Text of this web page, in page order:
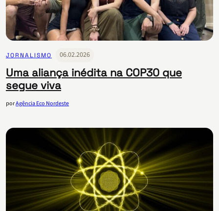
JORNALISMO 06.02.2026
Uma aliança inédita na COP30 que
segue viva
porAgência Eco Nordeste